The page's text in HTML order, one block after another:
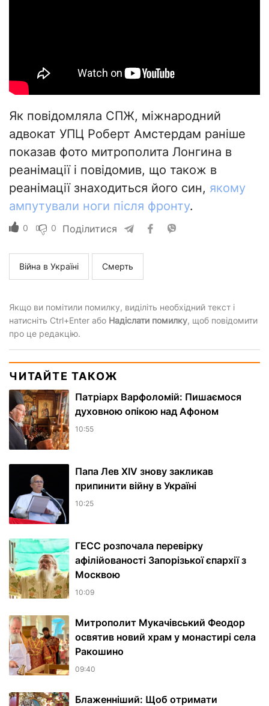
Як повідомляла СПЖ, міжнародний
адвокат УПЦ Роберт Амстердам раніше
показав фото митрополита Лонгина в
реанімації і повідомив, що також в
реанімації знаходиться його син, якому
ампутували ноги після фронту.
0 0 Поділитися
Війна в Україні Смерть
Якщо ви помітили помилку, виділіть необхідний текст і
натисніть Ctrl+Enter або Надіслати помилку, щоб повідомити
про це редакцію.
ЧИТАЙТЕ ТАКОЖ
Патріарх Варфоломій: Пишаємося
духовною опікою над Афоном
10:55
Папа Лев XIV знову закликав
припинити війну в Україні
10:25
ГЕСС розпочала перевірку
афілійованості Запорізької єпархії з
Москвою
10:09
Митрополит Мукачівський Феодор
освятив новий храм у монастирі села
Ракошино
09:40
Блаженніший: Щоб отримати